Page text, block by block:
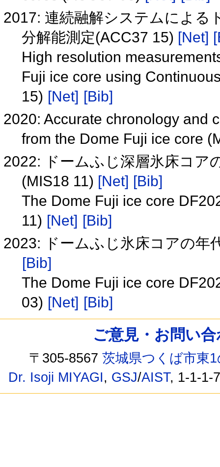
2017: 連続融解システムによる
分解能測定(ACC37 15) [Net]
High resolution
Fuji ice core using
15) [Net] [Bib]
2020: Accurate chronology and
from the Dome Fuji ice core
2022: ドームふじ深層氷床コア
(MIS18 11) [Net] [Bib]
The Dome Fuji ice core
11) [Net] [Bib]
2023: ドームふじ氷床コアの年
[Bib]
The Dome Fuji ice core
03) [Net] [Bib]
ご意見・お問い
〒305-8567茨城県つくば市東
Dr. Isoji MIYAGI, GSJ/AIST, 1-1-1-